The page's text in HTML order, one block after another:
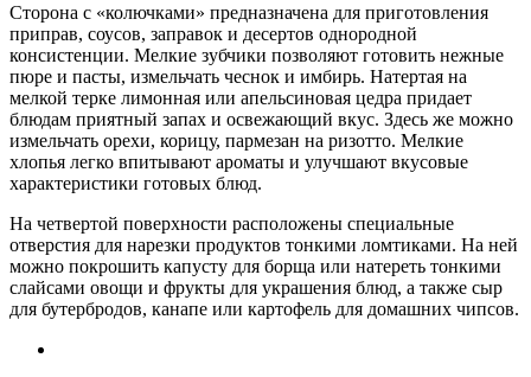
Сторона с «‎колючками» предназначена для приготовления
приправ, соусов, заправок и десертов однородной
консистенции. Мелкие зубчики позволяют готовить нежные
пюре и пасты, измельчать чеснок и имбирь. Натертая на
мелкой терке лимонная или апельсиновая цедра придает
блюдам приятный запах и освежающий вкус. Здесь же можно
измельчать орехи, корицу, пармезан на ризотто. Мелкие
хлопья легко впитывают ароматы и улучшают вкусовые
характеристики готовых блюд.
На четвертой поверхности расположены специальные
отверстия для нарезки продуктов тонкими ломтиками. На ней
можно покрошить капусту для борща или натереть тонкими
слайсами овощи и фрукты для украшения блюд, а также сыр
для бутербродов, канапе или картофель для домашних чипсов.